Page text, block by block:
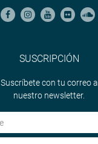
SUSCRIPCIÓN
Suscríbete con tu correo a
nuestro newsletter.